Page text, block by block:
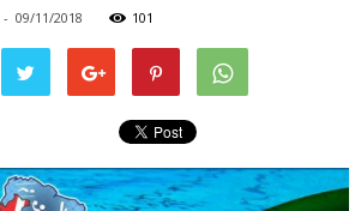
- 09/11/2018 101